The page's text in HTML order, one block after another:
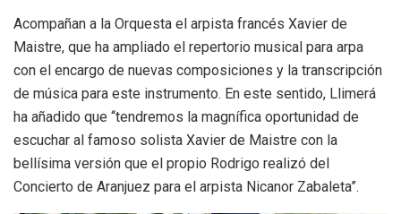
Acompañan a la Orquesta el arpista francés Xavier de
Maistre, que ha ampliado el repertorio musical para arpa
con el encargo de nuevas composiciones y la transcripción
de música para este instrumento. En este sentido, Llimerá
ha añadido que “tendremos la magnífica oportunidad de
escuchar al famoso solista Xavier de Maistre con la
bellísima versión que el propio Rodrigo realizó del
Concierto de Aranjuez para el arpista Nicanor Zabaleta”.